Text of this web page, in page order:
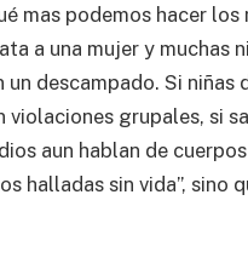
mas podemos hacer
a una mujer y muchas
descampado. Si niñas
violaciones grupales, si
aun hablan de
halladas sin vida”,